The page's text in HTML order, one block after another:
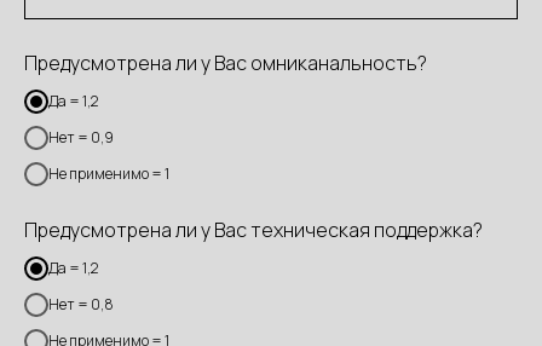
Предусмотрена ли у Вас омниканальность?
Да = 1,2
Нет = 0,9
Не применимо = 1
Предусмотрена ли у Вас техническая поддержка?
Да = 1,2
Нет = 0,8
Не применимо = 1